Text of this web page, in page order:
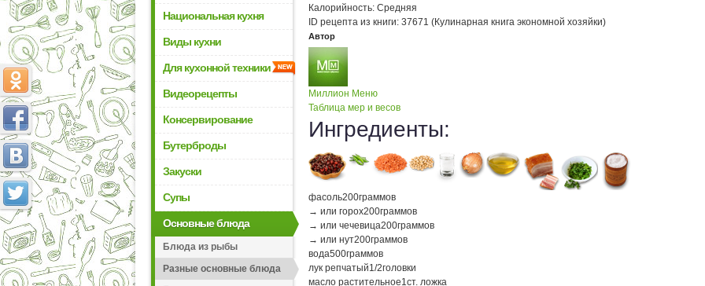
Национальная кухня
Виды кухни
Для кухонной техники
Видеорецепты
Консервирование
Бутерброды
Закуски
Супы
Основные блюда
Блюда из рыбы
Разные основные блюда
Калорийность: Средняя
ID рецепта из книги: 37671 (Кулинарная книга экономной хозяйки)
Автор
Миллион Меню
Таблица мер и весов
Ингредиенты:
фасоль200граммов
→ или горох200граммов
→ или чечевица200граммов
→ или нут200граммов
вода500граммов
лук репчатый1/2головки
масло растительное1ст. ложка